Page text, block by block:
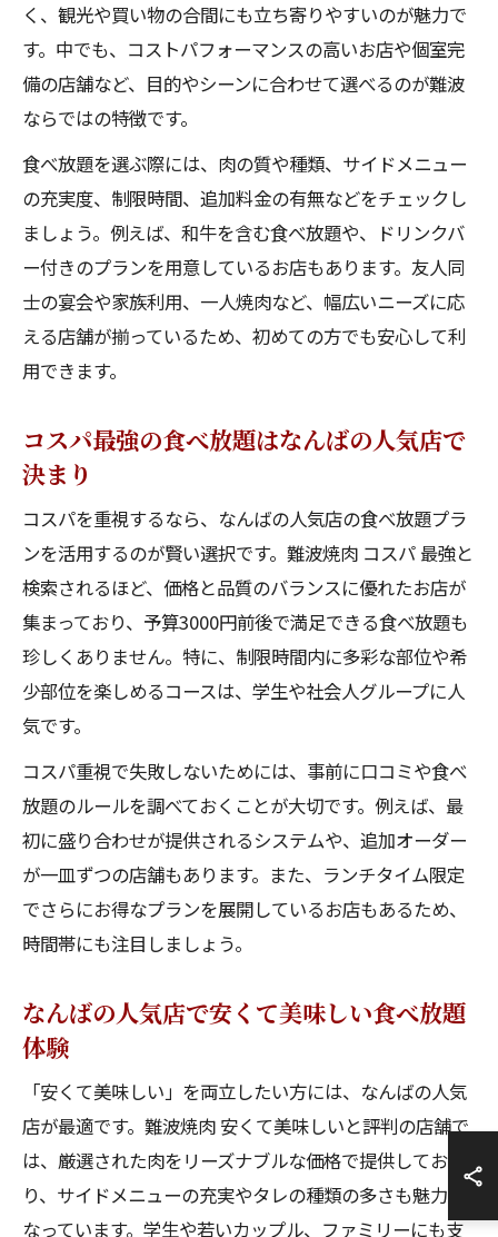
く、観光や買い物の合間にも立ち寄りやすいのが魅力で
す。中でも、コストパフォーマンスの高いお店や個室完
備の店舗など、目的やシーンに合わせて選べるのが難波
ならではの特徴です。
食べ放題を選ぶ際には、肉の質や種類、サイドメニュー
の充実度、制限時間、追加料金の有無などをチェックし
ましょう。例えば、和牛を含む食べ放題や、ドリンクバ
ー付きのプランを用意しているお店もあります。友人同
士の宴会や家族利用、一人焼肉など、幅広いニーズに応
える店舗が揃っているため、初めての方でも安心して利
用できます。
コスパ最強の食べ放題はなんばの人気店で
決まり
コスパを重視するなら、なんばの人気店の食べ放題プラ
ンを活用するのが賢い選択です。難波焼肉 コスパ 最強と
検索されるほど、価格と品質のバランスに優れたお店が
集まっており、予算3000円前後で満足できる食べ放題も
珍しくありません。特に、制限時間内に多彩な部位や希
少部位を楽しめるコースは、学生や社会人グループに人
気です。
コスパ重視で失敗しないためには、事前に口コミや食べ
放題のルールを調べておくことが大切です。例えば、最
初に盛り合わせが提供されるシステムや、追加オーダー
が一皿ずつの店舗もあります。また、ランチタイム限定
でさらにお得なプランを展開しているお店もあるため、
時間帯にも注目しましょう。
なんばの人気店で安くて美味しい食べ放題
体験
「安くて美味しい」を両立したい方には、なんばの人気
店が最適です。難波焼肉 安くて美味しいと評判の店舗で
は、厳選された肉をリーズナブルな価格で提供してお
り、サイドメニューの充実やタレの種類の多さも魅力と
なっています。学生や若いカップル、ファミリーにも支